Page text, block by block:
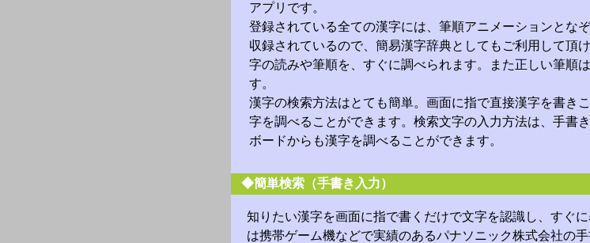
アプリです。
登録されている全ての漢字には、筆順アニメーションとな
収録されているので、簡易漢字辞典としてもご利用して頂
字の読みや筆順を、すぐに調べられます。また正しい筆順
す。
漢字の検索方法はとても簡単。画面に指で直接漢字を書き
字を調べることができます。検索文字の入力方法は、手書
ボードからも漢字を調べることができます。
◆簡単検索（手書き入力）
知りたい漢字を画面に指で書くだけで文字を認識し、すぐ
は携帯ゲーム機などで実績のあるパナソニック株式会社の